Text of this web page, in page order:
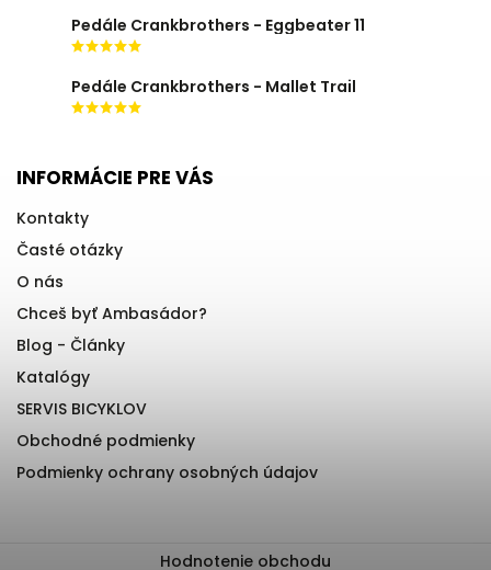
Pedále Crankbrothers - Eggbeater 11
Pedále Crankbrothers - Mallet Trail
INFORMÁCIE PRE VÁS
Kontakty
Časté otázky
O nás
Chceš byť Ambasádor?
Blog - Články
Katalógy
SERVIS BICYKLOV
Obchodné podmienky
Podmienky ochrany osobných údajov
Hodnotenie obchodu